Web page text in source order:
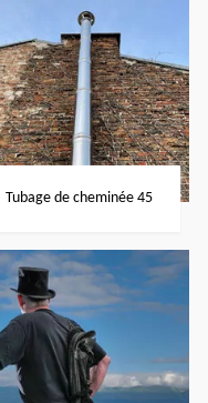
Tubage de cheminée 45